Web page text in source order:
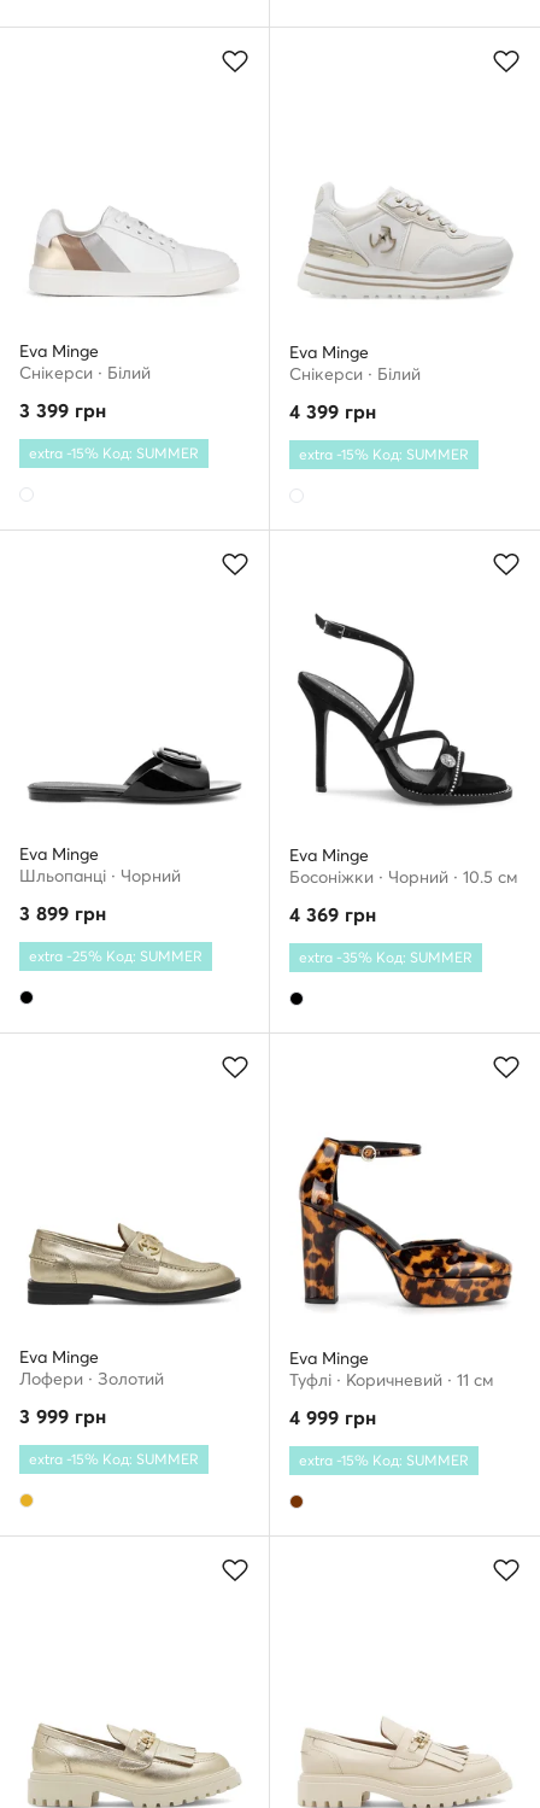
Eva Minge
Снікерcи · Білий
3 399 грн
extra -15% Код: SUMMER
Eva Minge
Снікерcи · Білий
4 399 грн
extra -15% Код: SUMMER
Eva Minge
Шльопанці · Чорний
3 899 грн
extra -25% Код: SUMMER
Eva Minge
Босоніжки · Чорний · 10.5 см
4 369 грн
extra -35% Код: SUMMER
Eva Minge
Лофери · Золотий
3 999 грн
extra -15% Код: SUMMER
Eva Minge
Туфлі · Коричневий · 11 см
4 999 грн
extra -15% Код: SUMMER